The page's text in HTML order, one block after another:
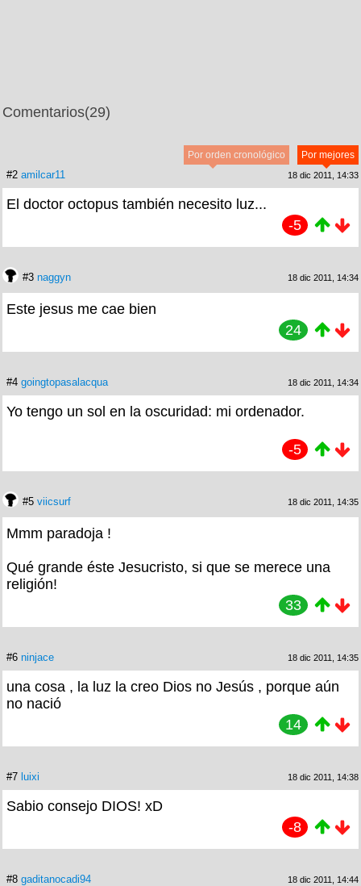
Comentarios(29)
Por mejores
Por orden cronológico
#2 amilcar11 18 dic 2011, 14:33
El doctor octopus también necesito luz...
-5
#3 naggyn 18 dic 2011, 14:34
Este jesus me cae bien
24
#4 goingtopasalacqua 18 dic 2011, 14:34
Yo tengo un sol en la oscuridad: mi ordenador.
-5
#5 viicsurf 18 dic 2011, 14:35
Mmm paradoja !
Qué grande éste Jesucristo, si que se merece una
religión!
33
#6 ninjace 18 dic 2011, 14:35
una cosa , la luz la creo Dios no Jesús , porque aún
no nació
14
#7 luixi 18 dic 2011, 14:38
Sabio consejo DIOS! xD
-8
#8 gaditanocadi94 18 dic 2011, 14:44